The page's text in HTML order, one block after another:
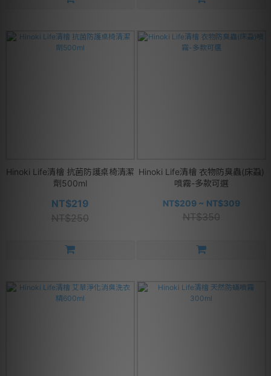
Hinoki Life清檜 抗菌防護桌椅清潔
劑500ml
NT$219
NT$250
Hinoki Life清檜 衣物防臭蟲(床蝨)
噴霧-多款可選
NT$209 ~ NT$309
NT$350